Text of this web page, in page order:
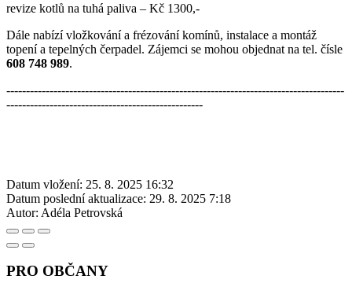
revize kotlů na tuhá paliva – Kč 1300,-
Dále nabízí vložkování a frézování komínů, instalace a montáž
topení a tepelných čerpadel. Zájemci se mohou objednat na tel. čísle
608 748 989.
--------------------------------------------------------------------------------------
--------------------------------------------------
Datum vložení: 25. 8. 2025 16:32
Datum poslední aktualizace: 29. 8. 2025 7:18
Autor: Adéla Petrovská
PRO OBČANY